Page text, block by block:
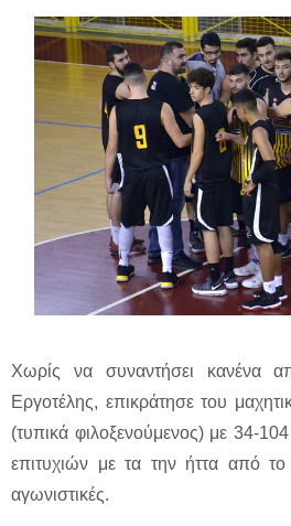
Χωρίς να συναντήσει κανένα
Εργοτέλης, επικράτησε του
(τυπικά φιλοξενούμενος) με 34-
επιτυχιών με τα την ήττα από
αγωνιστικές.